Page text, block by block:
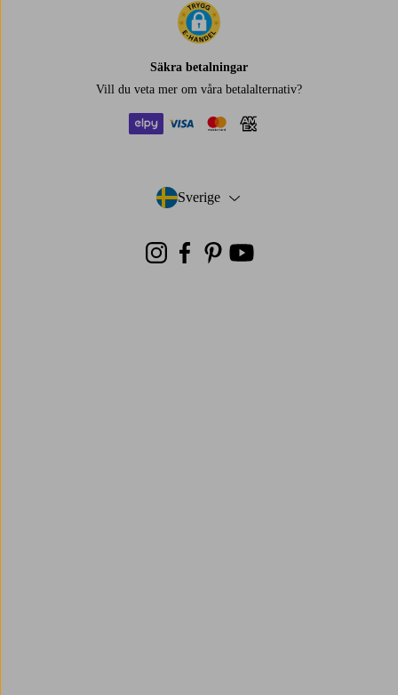
Säkra betalningar
Vill du veta mer om våra betalalternativ?
Sverige
- Välj land